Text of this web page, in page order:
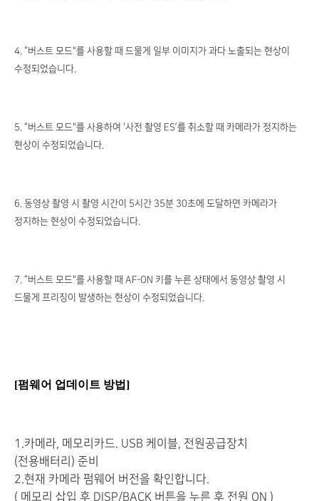
4. “버스트 모드"를 사용할 때 드물게 일부 이미지가 과다 노출되는 현상이
수정되었습니다.
5. “버스트 모드"를 사용하여 ‘사전 촬영 ES’를 취소할 때 카메라가 정지하는
현상이 수정되었습니다.
6. 동영상 촬영 시 촬영 시간이 5시간 35분 30초에 도달하면 카메라가
정지하는 현상이 수정되었습니다.
7. “버스트 모드"를 사용할 때 AF-ON 키를 누른 상태에서 동영상 촬영 시
드물게 프리징이 발생하는 현상이 수정되었습니다.
[펌웨어 업데이트 방법]
1.카메라, 메모리카드. USB 케이블, 전원공급장치
(전용배터리) 준비
2.현재 카메라 펌웨어 버전을 확인합니다.
( 메모리 삽입 후 DISP/BACK 버튼을 누른 후 전원 ON )